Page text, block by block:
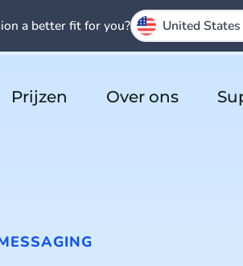
Prijzen Over ons
a better fit for you? United States